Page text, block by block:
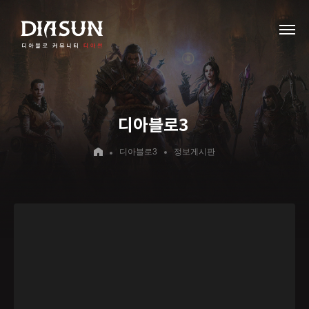
디아블로3
디아블로3 정보게시판